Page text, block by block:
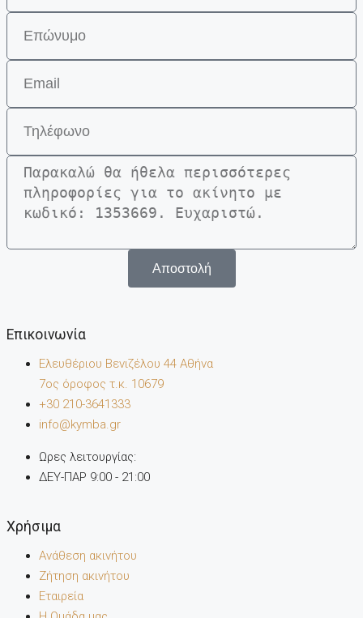
Αποστολή
Επικοινωνία
Ελευθέριου Βενιζέλου 44 Αθήνα
7oς όροφος τ.κ. 10679
+30 210-3641333
info@kymba.gr
Ωρες λειτουργίας:
ΔΕΥ-ΠΑΡ 9:00 - 21:00
Χρήσιμα
Ανάθεση ακινήτου
Ζήτηση ακινήτου
Εταιρεία